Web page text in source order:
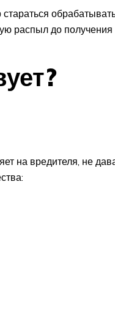
распыл до получения
на вредителя, не